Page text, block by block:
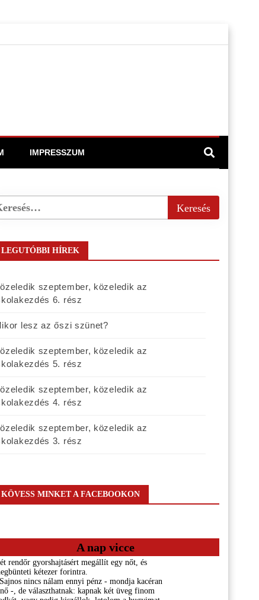
IMPRESSZUM
LEGUTÓBBI HÍREK
szeptember, közeledik az
6. rész
lesz az őszi szünet?
szeptember, közeledik az
5. rész
szeptember, közeledik az
4. rész
szeptember, közeledik az
3. rész
KÖVESS MINKET A FACEBOOKON
A nap vicce